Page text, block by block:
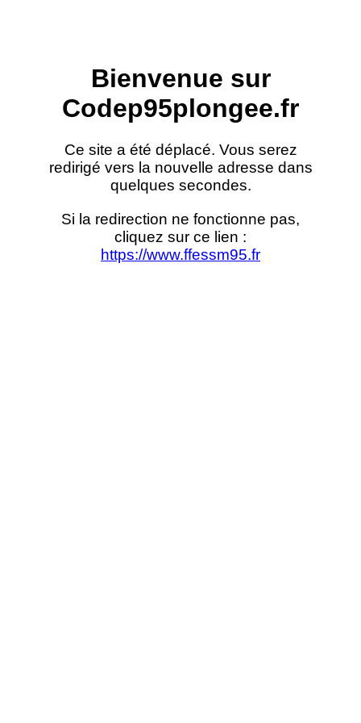
Bienvenue sur
Codep95plongee.fr
Ce site a été déplacé. Vous serez
redirigé vers la nouvelle adresse dans
quelques secondes.
Si la redirection ne fonctionne pas,
cliquez sur ce lien :
https://www.ffessm95.fr